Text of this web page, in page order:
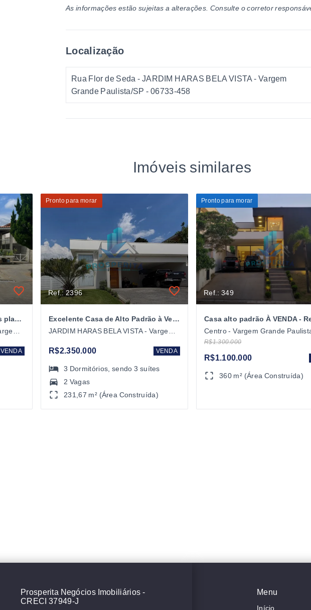
As informações estão sujeitas a alterações. Consulte o corretor
Localização
Rua Flor de Seda - JARDIM HARAS BELA VISTA - Vargem
Grande Paulista/SP - 06733-458
Imóveis similares
Casa térrea - 100% com móveis planejados
VENDA
Pronto para morar
Ref.: 2396
Excelente Casa de Alto Padrão à Venda
R$2.350.000 VENDA
3 Dormitórios , sendo3 suítes
2 Vagas
231,67 m² (Área Construída)
Pronto para morar
Ref.: 349
Centro - Vargem Grande
R$1.300.000
R$1.100.000
360 m² (Área Construída)
Menu
Início
Prosperita Negócios Imobiliários -
CRECI 37949-J